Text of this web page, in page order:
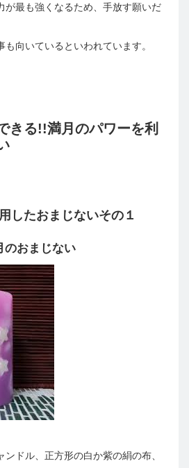
が最も強くなるため、手放す願いだ
向いているといわれています。
きる!!満月のパワーを利
したおまじないその１
のおまじない
ドル、正方形の白か紫の絹の布、